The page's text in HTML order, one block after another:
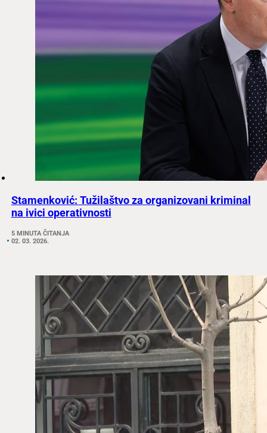
Stamenković: Tužilaštvo za organizovani kriminal
na ivici operativnosti
5 MINUTA ČITANJA
02. 03. 2026.